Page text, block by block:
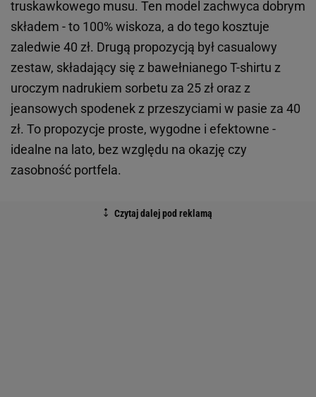
truskawkowego musu. Ten model zachwyca dobrym
składem - to 100% wiskoza, a do tego kosztuje
zaledwie 40 zł. Drugą propozycją był casualowy
zestaw, składający się z bawełnianego T-shirtu z
uroczym nadrukiem sorbetu za 25 zł oraz z
jeansowych spodenek z przeszyciami w pasie za 40
zł. To propozycje proste, wygodne i efektowne -
idealne na lato, bez względu na okazję czy
zasobność portfela.